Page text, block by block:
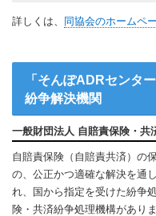
詳しくは、 同協会のホームペ
「そんぽADRセンタ
紛争解決機関
一般財団法人 自賠責保険・共
自賠責保険（自賠責共済）の
の、公正かつ適確な解決を通
れ、国から指定を受けた紛争
険・共済紛争処理機構があり